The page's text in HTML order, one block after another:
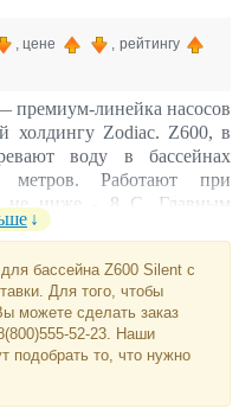
, цене , рейтингу
премиум-линейка насосов
холдингу Zodiac. Z600, в
воду в бассейнах
Работают при
не ниже - 8 С. Главным
указывает низкую
Z600 экономно
электронагревателя
в 5 раз больше.
бассейна Z600 Silent с
Для того, чтобы
можете сделать заказ
52-23. Наши
подобрать то, что нужно